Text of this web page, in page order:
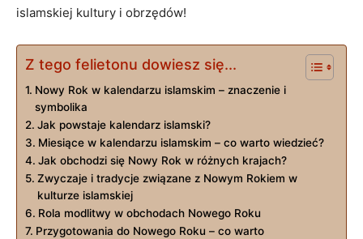
islamskiej kultury i obrzędów!
Z tego felietonu dowiesz się...
Nowy Rok w kalendarzu islamskim – znaczenie i
symbolika
Jak powstaje kalendarz islamski?
Miesiące w kalendarzu islamskim – co warto wiedzieć?
Jak obchodzi się Nowy Rok w różnych krajach?
Zwyczaje i tradycje związane z Nowym Rokiem w
kulturze islamskiej
Rola modlitwy w obchodach Nowego Roku
Przygotowania do Nowego Roku – co warto